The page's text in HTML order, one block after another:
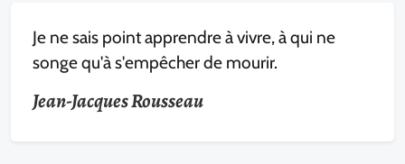
Je ne sais point apprendre à vivre, à qui ne
songe qu'à s'empêcher de mourir.
Jean-Jacques Rousseau